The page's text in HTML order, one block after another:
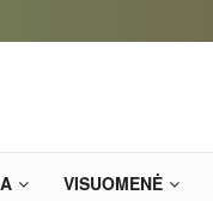
VISUOMENĖ